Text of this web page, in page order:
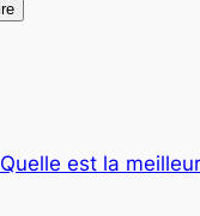
Quelle est la